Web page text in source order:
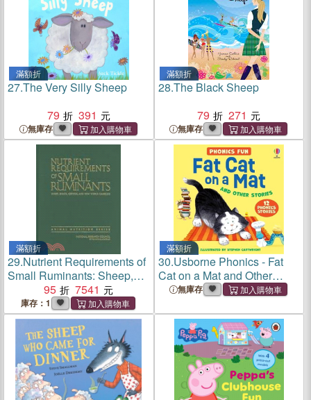
滿額折
27.The Very Silly Sheep
79
391
無庫存
滿額折
28.The Black Sheep
79
271
無庫存
滿額折
29.Nutrient Requirements of
Small Ruminants: Sheep,
Goats, Cervids, and New
World Camelids
95 7541
庫存：1
滿額折
30.Usborne Phonics - Fat
Cat on a Mat and Other
Stories
無庫存